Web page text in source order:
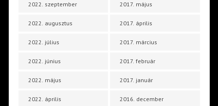
2022. szeptember
2022. augusztus
2022. július
2022. június
2022. május
2022. április
2017. május
2017. április
2017. március
2017. február
2017. január
2016. december